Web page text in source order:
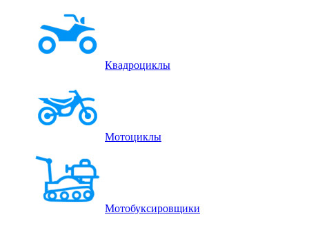
Квадроциклы
Мотоциклы
Мотобуксировщики